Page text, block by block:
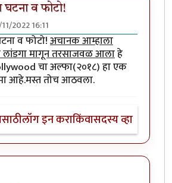
घटना व फोटो!
2022 16:11
व फोटो!अचानक आम्हाला
मागून तरसाजवळ आलाहे
चा अल्फा(२०१८) हा एक
आहे.मस्त तोच आठवला.
लॉग इन कराकिंवासदस्य व्हा